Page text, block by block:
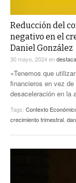
Reducción del
negativo en el
Daniel González
30 mayo, 2024en
«Tenemos que
financieros en vez
desaceleración en la
Tags: Contexto
crecimiento trimestral,